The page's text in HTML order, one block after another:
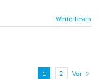
Weiterlesen
1 2 Vor